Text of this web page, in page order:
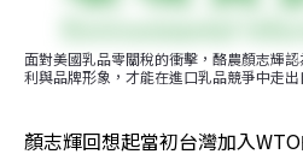
面對美國乳品零關稅的衝擊，酪農顏志輝
利與品牌形象，才能在進口乳品競爭中走出
顏志輝回想起當初台灣加入